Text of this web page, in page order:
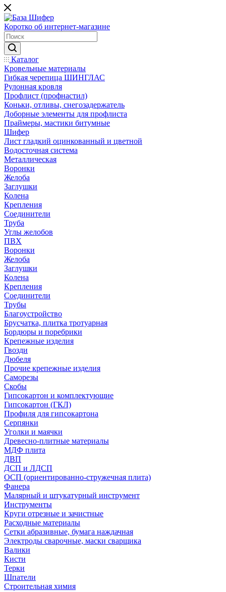
Коротко об интернет-магазине
Каталог
Кровельные материалы
Гибкая черепица ШИНГЛАС
Рулонная кровля
Профлист (профнастил)
Коньки, отливы, снегозадержатель
Доборные элементы для профлиста
Праймеры, мастики битумные
Шифер
Лист гладкий оцинкованный и цветной
Водосточная система
Металлическая
Воронки
Желоба
Заглушки
Колена
Крепления
Соединители
Труба
Углы желобов
ПВХ
Воронки
Желоба
Заглушки
Колена
Крепления
Соединители
Трубы
Благоустройство
Брусчатка, плитка тротуарная
Бордюры и поребрики
Крепежные изделия
Гвозди
Дюбеля
Прочие крепежные изделия
Саморезы
Скобы
Гипсокартон и комплектующие
Гипсокартон (ГКЛ)
Профиля для гипсокартона
Серпянки
Уголки и маячки
Древесно-плитные материалы
МДФ плита
ДВП
ДСП и ЛДСП
ОСП (ориентированно-стружечная плита)
Фанера
Малярный и штукатурный инструмент
Инструменты
Круги отрезные и зачистные
Расходные материалы
Сетки абразивные, бумага наждачная
Электроды сварочные, маски сварщика
Валики
Кисти
Терки
Шпатели
Строительная химия